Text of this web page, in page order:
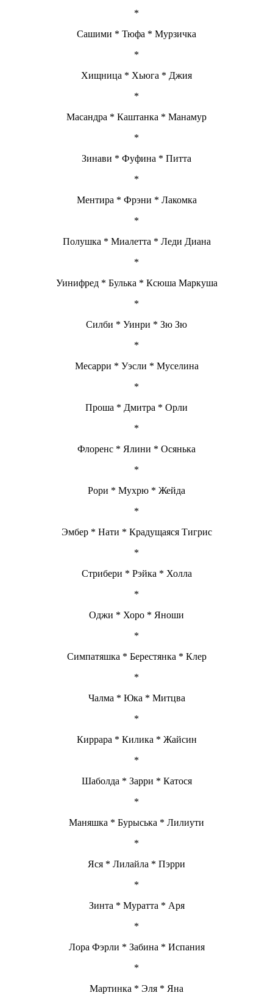
*
Сашими * Тюфа * Мурзичка
*
Хищница * Хьюга * Джия
*
Масандра * Каштанка * Манамур
*
Зинави * Фуфина * Питта
*
Ментира * Фрэни * Лакомка
*
Полушка * Миалетта * Леди Диана
*
Уинифред * Булька * Ксюша Маркуша
*
Силби * Уинри * Зю Зю
*
Месарри * Уэсли * Муселина
*
Проша * Дмитра * Орли
*
Флоренс * Ялини * Осянька
*
Рори * Мухрю * Жейда
*
Эмбер * Нати * Крадущаяся Тигрис
*
Стрибери * Рэйка * Холла
*
Оджи * Хоро * Яноши
*
Симпатяшка * Берестянка * Клер
*
Чалма * Юка * Митцва
*
Киррара * Килика * Жайсин
*
Шаболда * Зарри * Катося
*
Маняшка * Бурыська * Лилиути
*
Яся * Лилайла * Пэрри
*
Зинта * Муратта * Аря
*
Лора Фэрли * Забина * Испания
*
Мартинка * Эля * Яна